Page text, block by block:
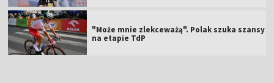
"Może mnie zlekceważą". Polak szuka szansy
na etapie TdP